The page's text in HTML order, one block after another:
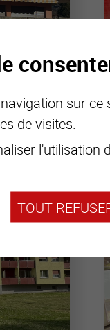
sur
de visites.
l'utilisation
TOUT